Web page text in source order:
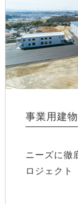
事業用建物
ニーズに徹
ロジェクト